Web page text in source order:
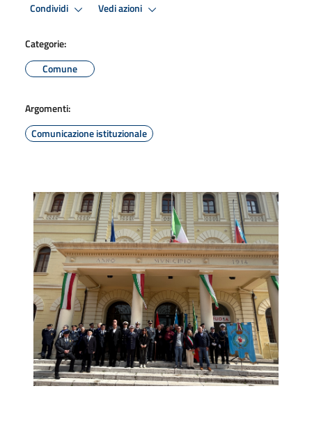
Condividi Vedi azioni
Categorie:
Comune
Argomenti:
Comunicazione istituzionale